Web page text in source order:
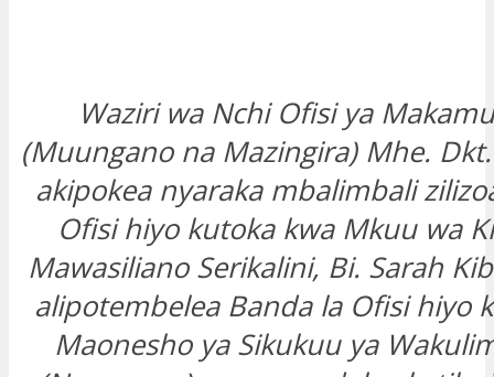
Waziri wa Nchi Ofisi ya
(Muungano na Mazingira) Mhe.
akipokea nyaraka mbalimbali
Ofisi hiyo kutoka kwa Mkuu wa
Mawasiliano Serikalini, Bi. Sarah
alipotembelea Banda la Ofisi hiyo
Maonesho ya Sikukuu ya